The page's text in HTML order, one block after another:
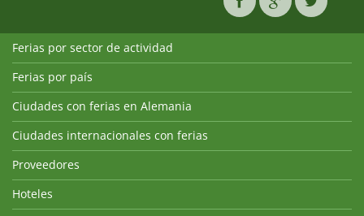
Ferias por sector de actividad
Ferias por país
Ciudades con ferias en Alemania
Ciudades internacionales con ferias
Proveedores
Hoteles